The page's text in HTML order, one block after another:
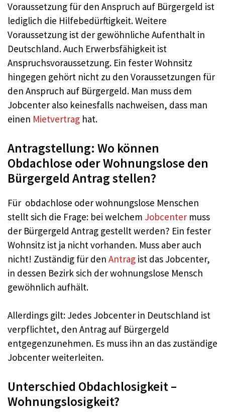
Voraussetzung für den Anspruch auf Bürgergeld ist
lediglich die Hilfebedürftigkeit. Weitere
Voraussetzung ist der gewöhnliche Aufenthalt in
Deutschland. Auch Erwerbsfähigkeit ist
Anspruchsvoraussetzung. Ein fester Wohnsitz
hingegen gehört nicht zu den Voraussetzungen für
den Anspruch auf Bürgergeld. Man muss dem
Jobcenter also keinesfalls nachweisen, dass man
einen Mietvertrag hat.
Antragstellung: Wo können
Obdachlose oder Wohnungslose den
Bürgergeld Antrag stellen?
Für obdachlose oder wohnungslose Menschen
stellt sich die Frage: bei welchem Jobcenter muss
der Bürgergeld Antrag gestellt werden? Ein fester
Wohnsitz ist ja nicht vorhanden. Muss aber auch
nicht! Zuständig für den Antrag ist das Jobcenter,
in dessen Bezirk sich der wohnungslose Mensch
gewöhnlich aufhält.
Allerdings gilt: Jedes Jobcenter in Deutschland ist
verpflichtet, den Antrag auf Bürgergeld
entgegenzunehmen. Es muss ihn an das zuständige
Jobcenter weiterleiten.
Unterschied Obdachlosigkeit –
Wohnungslosigkeit?